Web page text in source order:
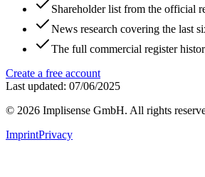
Shareholder list from the official
News research covering the last
The full commercial register
Create a free account
Last updated: 07/06/2025
© 2026 Implisense GmbH. All rights
ImprintPrivacy